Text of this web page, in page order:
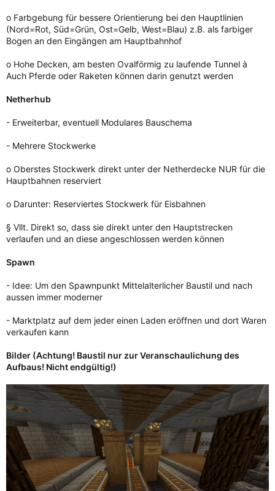
o Farbgebung für bessere Orientierung bei den Hauptlinien
(Nord=Rot, Süd=Grün, Ost=Gelb, West=Blau) z.B. als farbiger
Bogen an den Eingängen am Hauptbahnhof
o Hohe Decken, am besten Ovalförmig zu laufende Tunnel à
Auch Pferde oder Raketen können darin genutzt werden
Netherhub
- Erweiterbar, eventuell Modulares Bauschema
- Mehrere Stockwerke
o Oberstes Stockwerk direkt unter der Netherdecke NUR für die
Hauptbahnen reserviert
o Darunter: Reserviertes Stockwerk für Eisbahnen
§ Vllt. Direkt so, dass sie direkt unter den Hauptstrecken
verlaufen und an diese angeschlossen werden können
Spawn
- Idee: Um den Spawnpunkt Mittelalterlicher Baustil und nach
aussen immer moderner
- Marktplatz auf dem jeder einen Laden eröffnen und dort Waren
verkaufen kann
Bilder (Achtung! Baustil nur zur Veranschaulichung des
Aufbaus! Nicht endgültig!)